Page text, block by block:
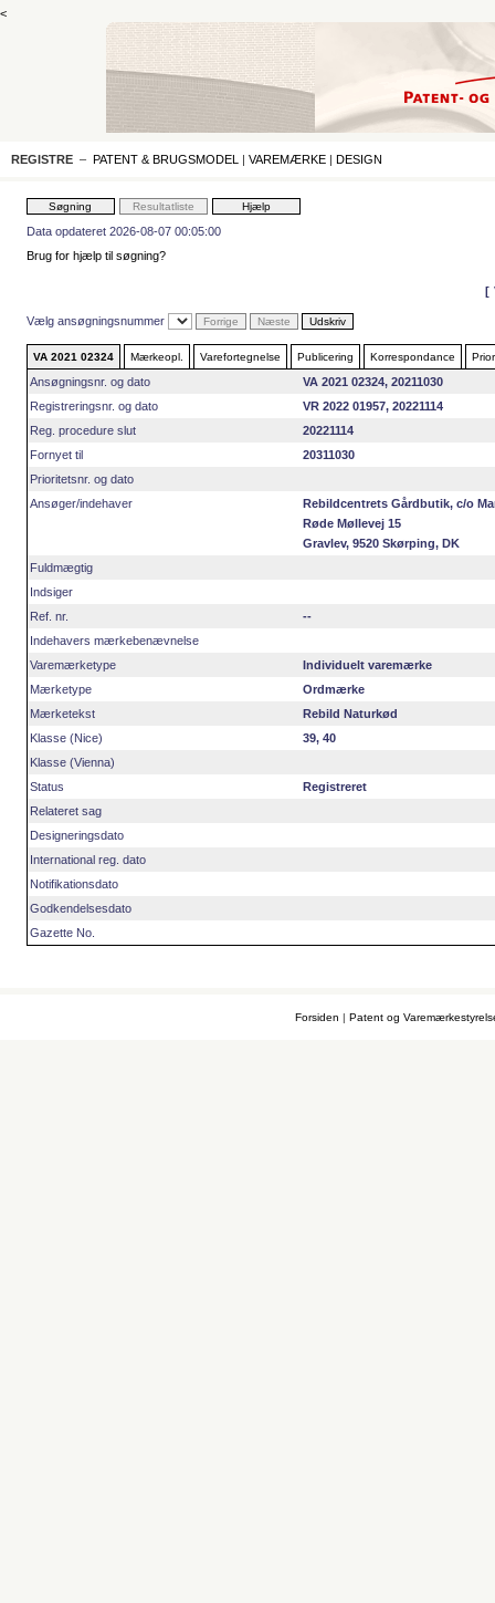
<
REGISTRE – PATENT & BRUGSMODEL | VAREMÆRKE | DESIGN
Data opdateret 2026-08-07 00:05:00
Brug for hjælp til søgning?
Vælg ansøgningsnummer
VA 2021 02324 Mærkeopl. Varefortegnelse Publicering Korrespondance
Ansøgningsnr. og dato
VA 2021 02324, 20211030
Registreringsnr. og dato
VR 2022 01957, 20221114
Reg. procedure slut
20221114
Fornyet til
20311030
Prioritetsnr. og dato
Ansøger/indehaver
Rebildcentrets Gårdbutik, c/o
Røde Møllevej 15
Gravlev, 9520 Skørping, DK
Fuldmægtig
Indsiger
Ref. nr.
--
Indehavers mærkebenævnelse
Varemærketype
Individuelt varemærke
Mærketype
Ordmærke
Mærketekst
Rebild Naturkød
Klasse (Nice)
39, 40
Klasse (Vienna)
Status
Registreret
Relateret sag
Designeringsdato
International reg. dato
Notifikationsdato
Godkendelsesdato
Gazette No.
Forsiden |Patent og